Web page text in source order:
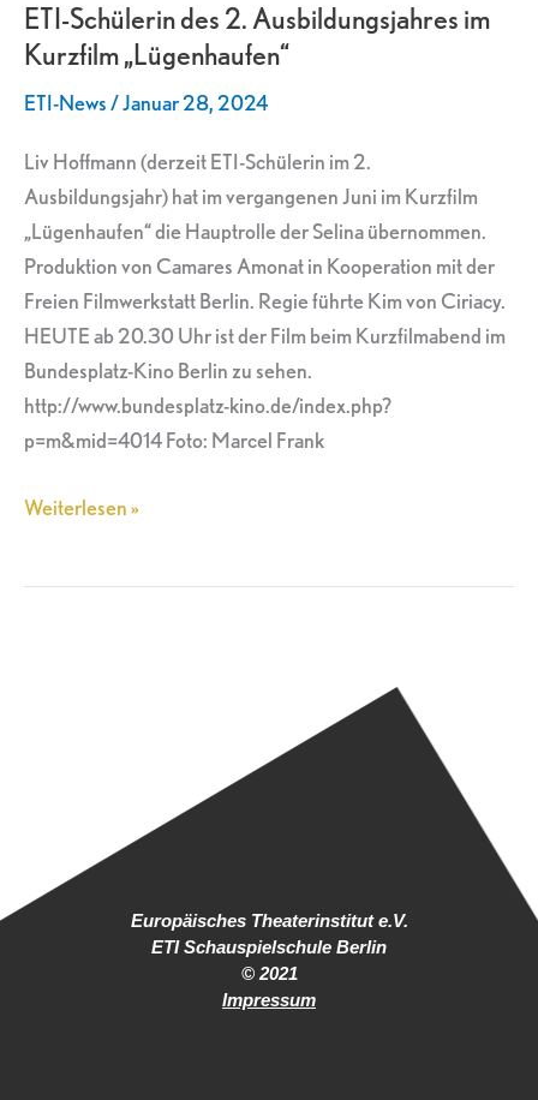
ETI-Schülerin des 2. Ausbildungsjahres im
Kurzfilm „Lügenhaufen“
ETI-News/Januar 28, 2024
Liv Hoffmann (derzeit ETI-Schülerin im 2.
Ausbildungsjahr) hat im vergangenen Juni im Kurzfilm
„Lügenhaufen“ die Hauptrolle der Selina übernommen.
Produktion von Camares Amonat in Kooperation mit der
Freien Filmwerkstatt Berlin. Regie führte Kim von Ciriacy.
HEUTE ab 20.30 Uhr ist der Film beim Kurzfilmabend im
Bundesplatz-Kino Berlin zu sehen.
http://www.bundesplatz-kino.de/index.php?
p=m&mid=4014 Foto: Marcel Frank
2.
Ausbildungsjahres
im
„Lügenhaufen“
Weiterlesen »
Europäisches Theaterinstitut e.V.
ETI Schauspielschule Berlin
© 2021
Impressum